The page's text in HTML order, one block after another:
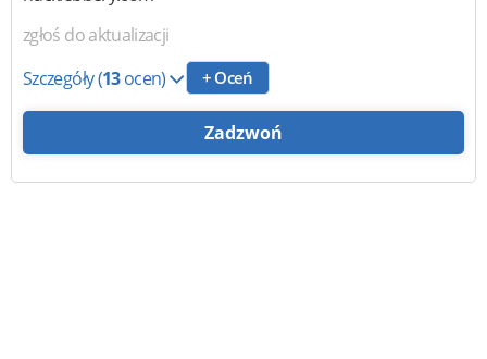
zgłoś do aktualizacji
Szczegóły(13ocen) + Oceń
Zadzwoń